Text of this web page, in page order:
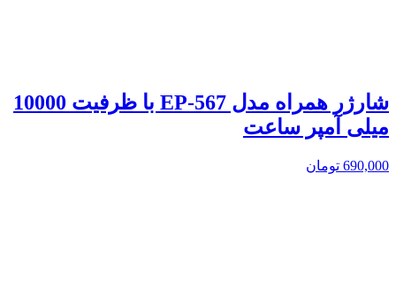
شارژر همراه مدل EP-567 با ظرفیت 10000
میلی آمپر ساعت
690,000 تومان